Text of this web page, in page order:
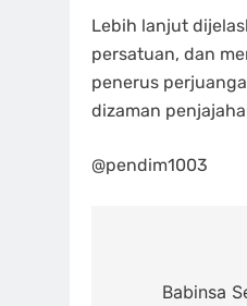
Lebih lanjut
persatuan, dan
penerus
dizaman
@pendim1003
Babinsa